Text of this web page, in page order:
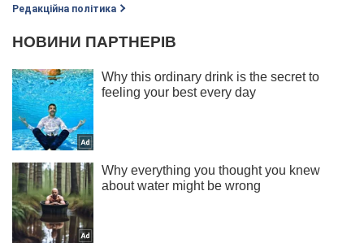
Редакційна політика